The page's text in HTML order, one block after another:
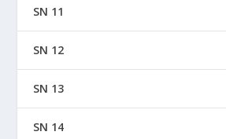
SN 11
SN 12
SN 13
SN 14